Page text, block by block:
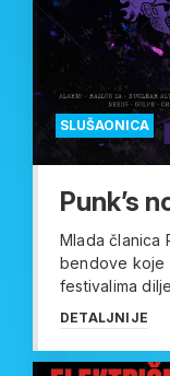
SLUŠAONICA
Punk’s
Mlada članica
bendove koje
festivalima
DETALJNIJE